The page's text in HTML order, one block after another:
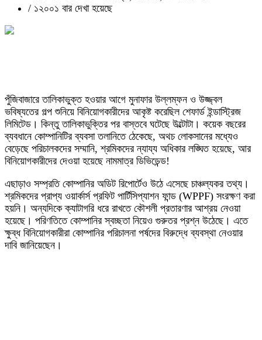
/ ১২০০১ বার দেখা হয়েছে
পুঁজিবাজারে তালিকাভুক্ত হওয়ার আগে মুনাফার উল্লম্ফন ও উজ্জ্বল
ভবিষ্যতের গল্প শুনিয়ে বিনিয়োগকারীদের আকৃষ্ট করেছিল শেফার্ড ইন্ডাস্ট্রিজ
লিমিটেড। কিন্তু তালিকাভুক্তির পর বাস্তবে ঘটেছে উল্টোটা। কয়েক বছরের
ব্যবধানে কোম্পানিটির ব্যবসা তলানিতে ঠেকেছে, অথচ লোকসানের মধ্যেও
বেড়েছে পরিচালকদের সম্মানি, শ্রমিকদের ন্যায্য অধিকার লঙ্ঘিত হয়েছে, আর
বিনিয়োগকারীদের দেওয়া হয়েছে নামমাত্র ডিভিডেন্ড!
এছাড়াও সম্প্রতি কোম্পানির অডিট রিপোর্টেও উঠে এসেছে চাঞ্চল্যকর তথ্য।
শ্রমিকদের প্রাপ্য ওয়ার্কার্স প্রফিট পার্টিসিপ্যাশন ফান্ড (WPPF) সংরক্ষণ করা
হয়নি। অন্যদিকে ক্যাটাগরি ধরে রাখতে কৌশলী প্রতারণার আশ্রয় নেওয়া
হয়েছে। পরিণতিতে কোম্পানির স্বচ্ছতা নিয়েও গুরুতর প্রশ্ন উঠেছে। এতে
ক্ষুব্ধ বিনিয়োগকারীরা কোম্পানির পরিচালনা পর্ষদের বিরুদ্ধে ব্যবস্থা নেওয়ার
দাবি জানিয়েছেন।